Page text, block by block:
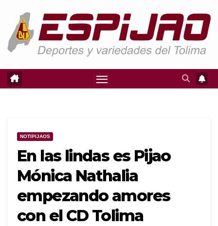
contenido
NOTIPIJAOS
En las lindas es Pijao
Mónica Nathalia
empezando amores
con el CD Tolima